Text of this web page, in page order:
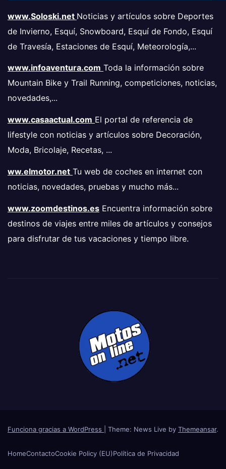
www.Soloski.net Noticias y artículos sobre Deportes
de Invierno, Esquí, Snowboard, Esquí de Fondo, Esquí
de Travesía, Estaciones de Esquí, Meteorología,...
www.infoaventura.com Toda la información sobre
Mountain Bike y Trail Running, competiciones, noticias,
novedades,...
www.casaactual.com El portal de referencia de
lifestyle con noticias y artículos sobre Decoración,
Moda, Bricolaje, Recetas, ...
ww.elmotor.net Tu web de coches en internet con
noticias, novedades, pruebas y mucho más...
www.zoomdestinos.es Encuentra información sobre
destinos de viajes entre miles de artículos y consejos
para disfrutar de tus vacaciones y tiempo libre.
Funciona gracias a WordPress Theme: News Live by Themeansar.
HomeContactoCookie Policy (EU)Política de Privacidad